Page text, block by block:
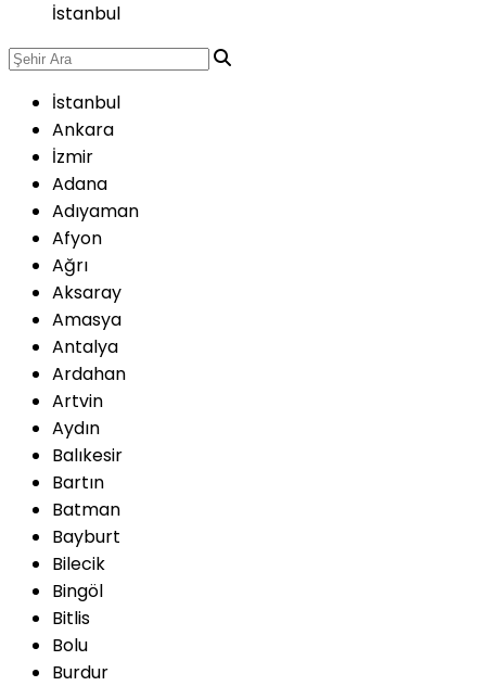
İstanbul
İstanbul
Ankara
İzmir
Adana
Adıyaman
Afyon
Ağrı
Aksaray
Amasya
Antalya
Ardahan
Artvin
Aydın
Balıkesir
Bartın
Batman
Bayburt
Bilecik
Bingöl
Bitlis
Bolu
Burdur